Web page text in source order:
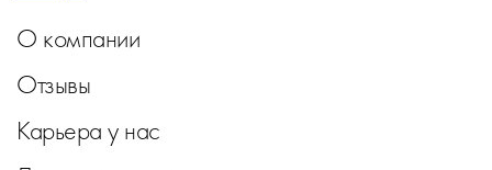
О компании
Отзывы
Карьера у нас